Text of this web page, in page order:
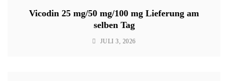
Vicodin 25 mg/50 mg/100 mg Lieferung am
selben Tag
JULI 3, 2026